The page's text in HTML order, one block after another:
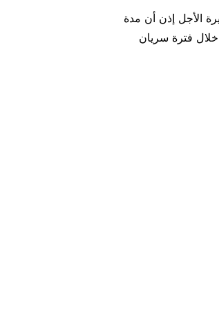
الأجل إذن أن مدة
90 يوما، وتسمح بالإقامة في طاجكستان لمدة 60 يوما خلال فترة سريان